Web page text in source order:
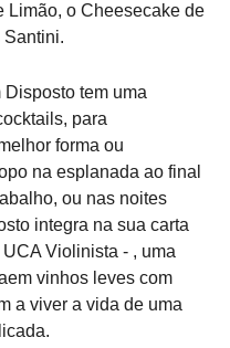
Limão, o Cheesecake de
Santini.
tem uma
para
forma ou
na esplanada ao final
ou nas noites
integra na sua carta
Violinista - , uma
vinhos leves com
a viver a vida de uma